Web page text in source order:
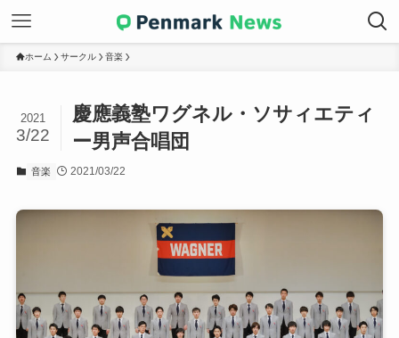
ホーム サークル 音楽
慶應義塾ワグネル・ソサィエティ
ー男声合唱団
2021
3/22
音楽 2021/03/22